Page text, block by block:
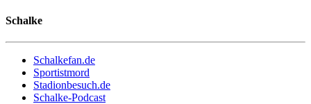
Schalke
Schalkefan.de
Sportistmord
Stadionbesuch.de
Schalke-Podcast